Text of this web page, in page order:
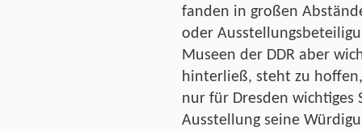
fanden in großen
oder
Museen der DDR aber
hinterließ, steht zu
nur für Dresden wichtiges
Ausstellung seine